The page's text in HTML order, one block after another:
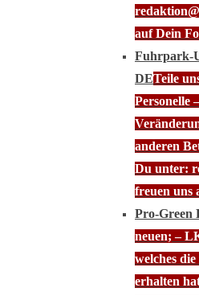
auf Dein
Fuhrpark-
DETeile
Personelle
anderen
Du unter:
freuen uns
Pro-Green
neuen; –
welches
erhalten